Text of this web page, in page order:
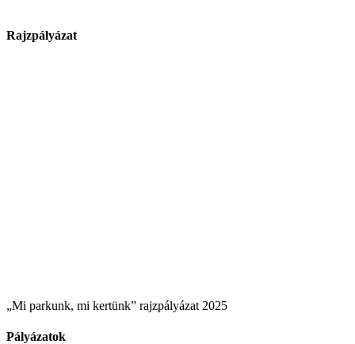
Rajzpályázat
„Mi parkunk, mi kertünk” rajzpályázat 2025
Pályázatok